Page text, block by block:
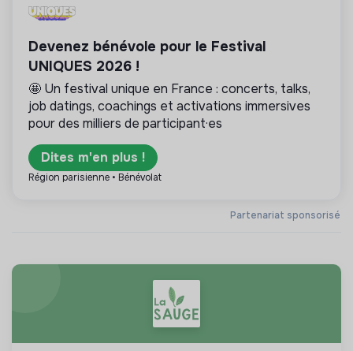
Partenariat sponsorisé
Devenez bénévole pour le Festival
UNIQUES 2026 !
🤩 Un festival unique en France : concerts, talks,
job datings, coachings et activations immersives
pour des milliers de participant·es
Dites m'en plus !
Région parisienne • Bénévolat